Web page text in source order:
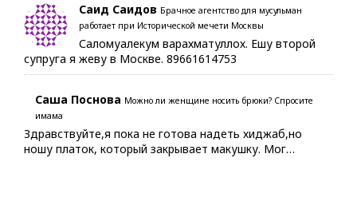
Саид Саидов Брачное агентство для мусульман
работает при Исторической мечети Москвы
Саломуалекум варахматуллох. Ешу второй
супруга я жеву в Москве. 89661614753
Саша Поснова Можно ли женщине носить брюки? Спросите
имама
Здравствуйте,я пока не готова надеть хиджаб,но
ношу платок, который закрывает макушку. Мог…